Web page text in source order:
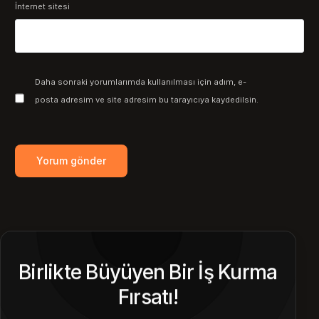
İnternet sitesi
Daha sonraki yorumlarımda kullanılması için adım, e-
posta adresim ve site adresim bu tarayıcıya kaydedilsin.
Birlikte Büyüyen Bir İş Kurma
Fırsatı!